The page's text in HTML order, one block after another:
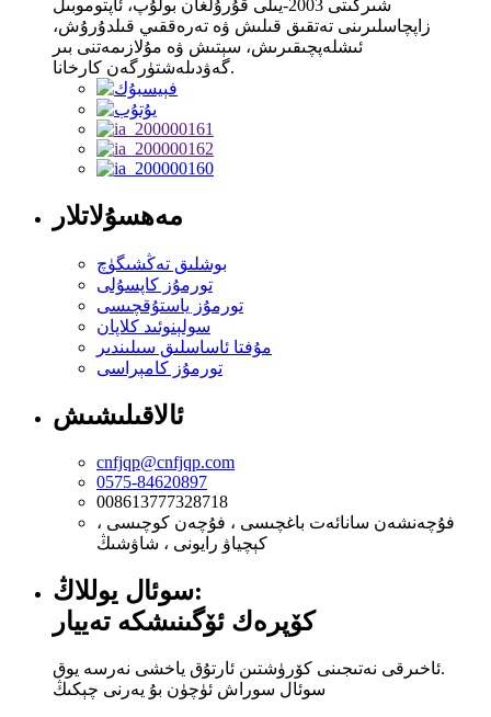
شىركىتى 2003-يىلى قۇرۇلغان بولۇپ، ئاپتوموبىل
زاپچاسلىرىنى تەتقىق قىلىش ۋە تەرەققىي قىلدۇرۇش،
ئىشلەپچىقىرىش، سېتىش ۋە مۇلازىمەتنى بىر
گەۋدىلەشتۈرگەن كارخانا.
مەھسۇلاتلار
بوشلىق تەڭشىگۈچ
تورمۇز كاپسۇلى
تورمۇز ياستۇقچىسى
سولېنوئىد كلاپان
مۇفتا ئاساسلىق سىلىندىر
تورمۇز كامېراسى
ئالاقىلىشىش
cnfjqp@cnfjqp.com
0575-84620897
008613777328718
فۇچەنشەن سانائەت باغچىسى ، فۇچەن كوچىسى ،
كېچياۋ رايونى ، شاۋشىڭ
سوئال يوللاڭ:
كۆپرەك ئۆگىنىشكە تەييار
ئاخىرقى نەتىجىنى كۆرۈشتىن ئارتۇق ياخشى نەرسە يوق.
سوئال سوراش ئۈچۈن بۇ يەرنى چېكىڭ